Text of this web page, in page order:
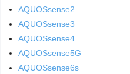
AQUOSsense2
AQUOSsense3
AQUOSsense4
AQUOSsense5G
AQUOSsense6s